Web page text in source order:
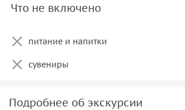
экскурсия в ангар с летной
Что не включено
питание и напитки
сувениры
Подробнее об экскурсии